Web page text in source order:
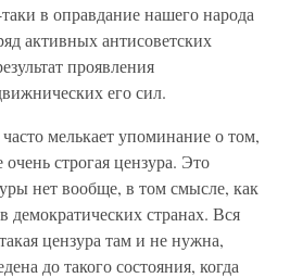
в оправдание нашего народа
активных антисоветских
проявления
его сил.
мелькает упоминание о том,
строгая цензура. Это
нет вообще, в том смысле, как
демократических странах. Вся
цензура там и не нужна,
до такого состояния, когда